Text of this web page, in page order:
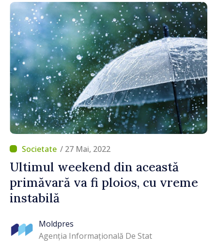
/ 27 Mai, 2022
Ultimul weekend din această
primăvară va fi ploios, cu vreme
instabilă
Moldpres
Agenția Informațională De Stat